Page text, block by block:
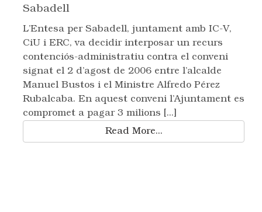
Sabadell
L’Entesa per Sabadell, juntament amb IC-V,
CiU i ERC, va decidir interposar un recurs
contenciós-administratiu contra el conveni
signat el 2 d’agost de 2006 entre l’alcalde
Manuel Bustos i el Ministre Alfredo Pérez
Rubalcaba. En aquest conveni l’Ajuntament es
compromet a pagar 3 milions [...]
Read More...